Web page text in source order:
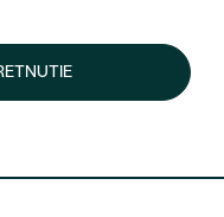
Možnosti doručenia